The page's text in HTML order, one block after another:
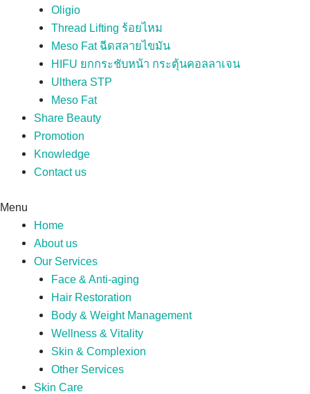
Oligio
Thread Lifting ร้อยไหม
Meso Fat ฉีดสลายไขมัน
HIFU ยกกระชับหน้า กระตุ้นคอลลาเจน
Ulthera STP
Meso Fat
Share Beauty
Promotion
Knowledge
Contact us
Menu
Home
About us
Our Services
Face & Anti-aging
Hair Restoration
Body & Weight Management
Wellness & Vitality
Skin & Complexion
Other Services
Skin Care